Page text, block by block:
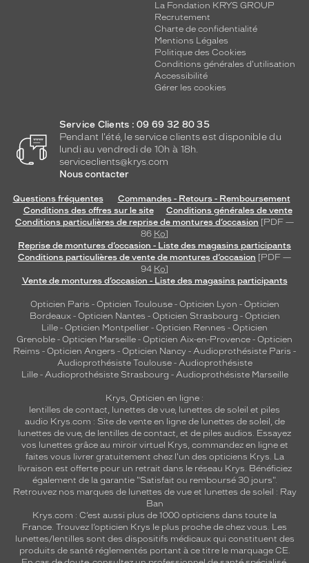
La Fondation KRYS GROUP
Recrutement
Charte de confidentialité
Mentions Légales
Politique des Cookies
Conditions générales d'utilisation
Accessibilité
Gérer les cookies
Service Clients : 09 69 32 80 35
Pendant l'été, le service clients est disponible du
lundi au vendredi de 10h à 18h.
serviceclients@krys.com
Nous contacter
Questions fréquentes
Commandes - Retours - Remboursement
Conditions des offres sur le site
Conditions générales de vente
Conditions particulières de reprise de montures d’occasion [PDF —
86 Ko]
Reprise de montures d’occasion - Liste des magasins participants
Conditions particulières de vente de montures d’occasion [PDF —
94 Ko]
Vente de montures d’occasion - Liste des magasins participants
Opticien Paris - Opticien Toulouse- Opticien Lyon - Opticien
Bordeaux- Opticien Nantes - Opticien Strasbourg - Opticien
Lille - Opticien Montpellier - Opticien Rennes - Opticien
Grenoble - Opticien Marseille - Opticien Aix-en-Provence - Opticien
Reims - Opticien Angers - Opticien Nancy - Audioprothésiste Paris -
Audioprothésiste Toulouse- Audioprothésiste
Lille- Audioprothésiste Strasbourg - Audioprothésiste Marseille
Krys, Opticien en ligne :
lentilles de contact, lunettes de vue, lunettes de soleil et piles
audio Krys.com : Site de vente en ligne de lunettes de soleil, de
lunettes de vue, de lentilles de contact, et de piles audios. Essayez
vos lunettes grâce au miroir virtuel Krys, commandez en ligne et
faites vous livrer gratuitement chez l'un des opticiens Krys. La
livraison est offerte pour un retrait dans le réseau Krys. Bénéficiez
également de la garantie "Satisfait ou remboursé 30 jours".
Retrouvez nos marques de lunettes de vue et lunettes de soleil : Ray
Ban
Krys.com : C’est aussi plus de 1000 opticiens dans toute la
France. Trouvez l’opticien Krys le plus proche de chez vous. Les
lunettes/lentilles sont des dispositifs médicaux qui constituent des
produits de santé réglementés portant à ce titre le marquage CE.